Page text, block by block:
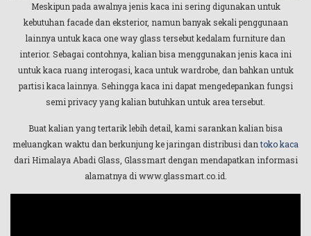
Meskipun pada awalnya jenis kaca ini sering digunakan untuk
kebutuhan facade dan eksterior, namun banyak sekali penggunaan
lainnya untuk kaca one way glass tersebut kedalam furniture dan
interior. Sebagai contohnya, kalian bisa menggunakan jenis kaca ini
untuk kaca ruang interogasi, kaca untuk wardrobe, dan bahkan untuk
partisi kaca lainnya. Sehingga kaca ini dapat mengedepankan fungsi
semi privacy yang kalian butuhkan untuk area tersebut.
Buat kalian yang tertarik lebih detail, kami sarankan kalian bisa
meluangkan waktu dan berkunjung ke jaringan distribusi dantoko kaca
dari Himalaya Abadi Glass, Glassmart dengan mendapatkan informasi
alamatnya di www.glassmart.co.id.